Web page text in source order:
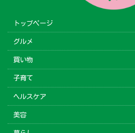
トップページ
グルメ
買い物
子育て
ヘルスケア
美容